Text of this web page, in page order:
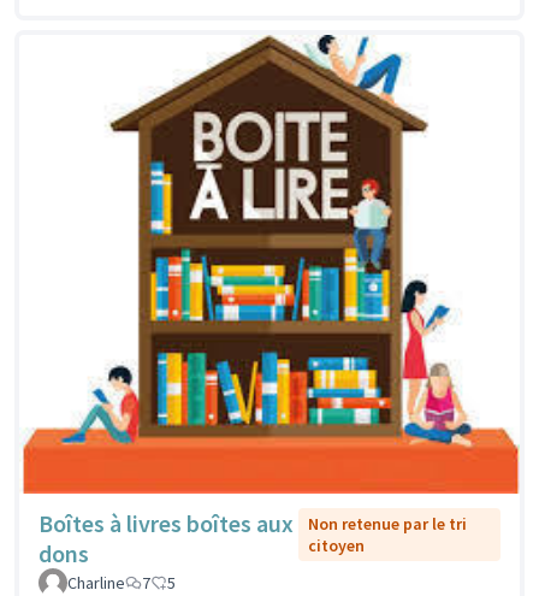
Boîtes à livres boîtes aux
dons
Non retenue par le tri
citoyen
Charline
7 5